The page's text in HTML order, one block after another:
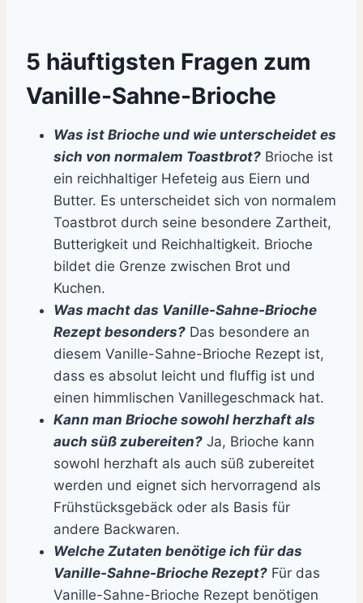
5 häuftigsten Fragen zum
Vanille-Sahne-Brioche
Was ist Brioche und wie unterscheidet es
sich von normalem Toastbrot? Brioche ist
ein reichhaltiger Hefeteig aus Eiern und
Butter. Es unterscheidet sich von normalem
Toastbrot durch seine besondere Zartheit,
Butterigkeit und Reichhaltigkeit. Brioche
bildet die Grenze zwischen Brot und
Kuchen.
Was macht das Vanille-Sahne-Brioche
Rezept besonders? Das besondere an
diesem Vanille-Sahne-Brioche Rezept ist,
dass es absolut leicht und fluffig ist und
einen himmlischen Vanillegeschmack hat.
Kann man Brioche sowohl herzhaft als
auch süß zubereiten? Ja, Brioche kann
sowohl herzhaft als auch süß zubereitet
werden und eignet sich hervorragend als
Frühstücksgebäck oder als Basis für
andere Backwaren.
Welche Zutaten benötige ich für das
Vanille-Sahne-Brioche Rezept? Für das
Vanille-Sahne-Brioche Rezept benötigen